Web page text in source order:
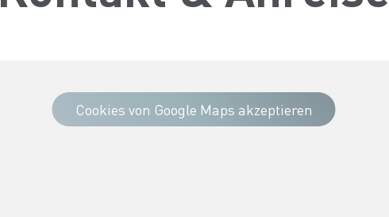
Cookies von Google Maps akzeptieren